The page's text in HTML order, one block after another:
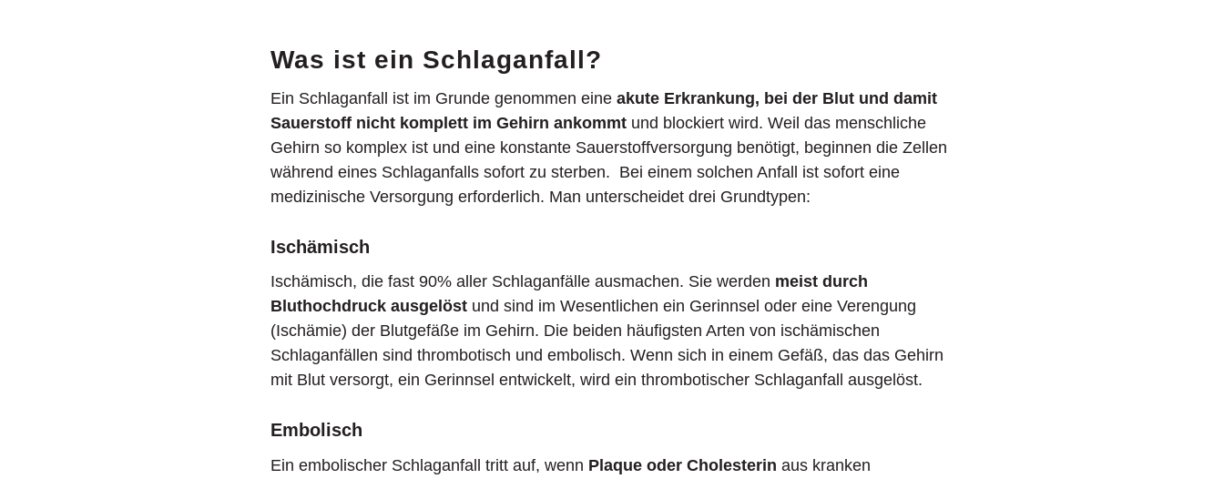
Was ist ein Schlaganfall?
Ein Schlaganfall ist im Grunde genommen eine akute Erkrankung, bei der Blut und damit
Sauerstoff nicht komplett im Gehirn ankommt und blockiert wird. Weil das menschliche
Gehirn so komplex ist und eine konstante Sauerstoffversorgung benötigt, beginnen die Zellen
während eines Schlaganfalls sofort zu sterben. Bei einem solchen Anfall ist sofort eine
medizinische Versorgung erforderlich. Man unterscheidet drei Grundtypen:
Ischämisch
Ischämisch, die fast 90% aller Schlaganfälle ausmachen. Sie werden meist durch
Bluthochdruck ausgelöst und sind im Wesentlichen ein Gerinnsel oder eine Verengung
(Ischämie) der Blutgefäße im Gehirn. Die beiden häufigsten Arten von ischämischen
Schlaganfällen sind thrombotisch und embolisch. Wenn sich in einem Gefäß, das das Gehirn
mit Blut versorgt, ein Gerinnsel entwickelt, wird ein thrombotischer Schlaganfall ausgelöst.
Embolisch
Ein embolischer Schlaganfall tritt auf, wenn Plaque oder Cholesterin aus kranken